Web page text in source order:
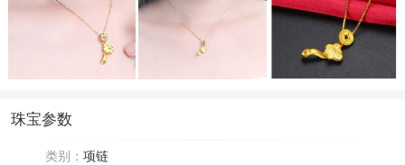
珠宝参数
类别： 项链